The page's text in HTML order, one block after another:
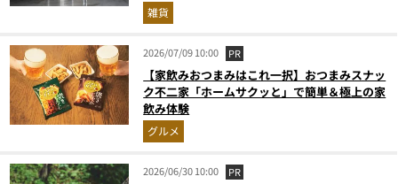
雑貨
2026/07/09 10:00 PR
【家飲みおつまみはこれ一択】おつまみスナッ
ク不二家「ホームサクッと」で簡単＆極上の家
飲み体験
グルメ
2026/06/30 10:00 PR